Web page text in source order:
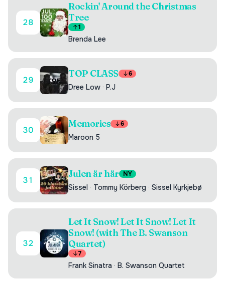
28
Rockin' Around the Christmas
Tree
1
Brenda Lee
29
TOP CLASS 6
Dree Low · P.J
30
Memories 6
Maroon 5
31
Julen är här NY
Sissel · Tommy Körberg · Sissel Kyrkjebø
32
Let It Snow! Let It Snow! Let It
Snow! (with The B. Swanson
Quartet)
7
Frank Sinatra · B. Swanson Quartet